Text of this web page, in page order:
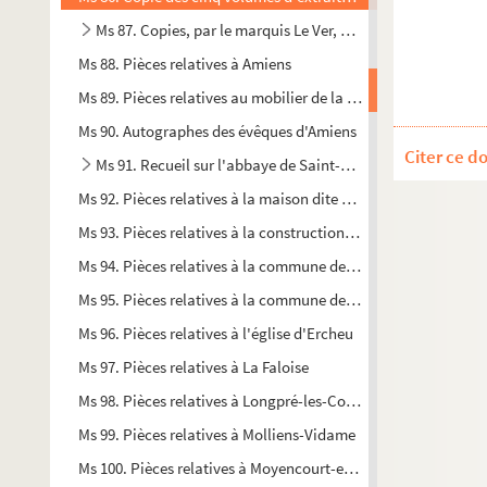
Ms 87. Copies, par le marquis Le Ver, d'actes extraits
Ms 88. Pièces relatives à Amiens
Ms 89. Pièces relatives au mobilier de la cathédrale d'Amiens
Ms 90. Autographes des évêques d'Amiens
Ms 91. Recueil sur l'abbaye de Saint-Jean d'Amiens
Ms 92. Pièces relatives à la maison dite de « la Fouine », sise
Ms 93. Pièces relatives à la construction de la place Périgord,
Ms 94. Pièces relatives à la commune de Camon
Ms 95. Pièces relatives à la commune de Courcelles-sous-
Ms 96. Pièces relatives à l'église d'Ercheu
Ms 97. Pièces relatives à La Faloise
Ms 98. Pièces relatives à Longpré-les-Corps-saints
Ms 99. Pièces relatives à Molliens-Vidame
Ms 100. Pièces relatives à Moyencourt-en-Vermandois
Citer ce